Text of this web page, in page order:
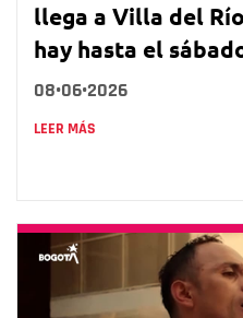
llega a Villa del
hay hasta el
08•06•2026
LEER MÁS